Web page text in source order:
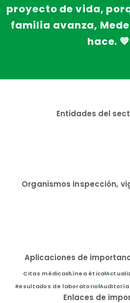
proyecto de vida,
familia avanza,
hace. 💙
Entidades del
Organismos inspección,
Aplicaciones de
Citas médicasLínea ética
Resultados de laboratorio Auditoría
Enlaces de